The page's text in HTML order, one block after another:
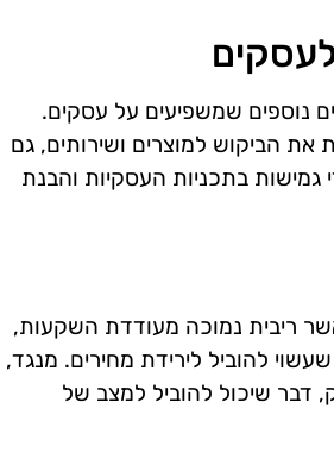
נוספים שמשפיעים על עסקים.
את הביקוש למוצרים ושירותים, גם
גמישות בתכניות העסקיות והבנת
ריבית נמוכה מעודדת השקעות,
להוביל לירידת מחירים. מנגד,
דבר שיכול להוביל למצב של